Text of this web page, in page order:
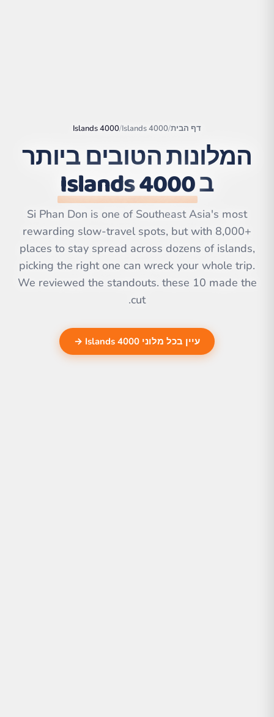
Leaflet
|©
OpenStreetMap
contributors | ©
CARTO
דף הבית/
4000 Islands
/
4000 Islands
המלונות הטובים ביותר
ב4000 Islands
Si Phan Don is one of Southeast Asia's most
rewarding slow-travel spots, but with 8,000+
places to stay spread across dozens of islands,
picking the right one can wreck your whole trip.
We reviewed the standouts. these 10 made the
cut.
עיין בכל מלוני 4000 Islands →